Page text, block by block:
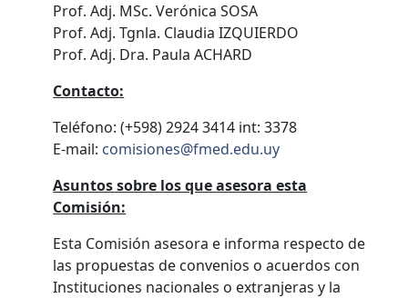
Prof. Adj. MSc. Verónica SOSA
Prof. Adj. Tgnla. Claudia IZQUIERDO
Prof. Adj. Dra. Paula ACHARD
Contacto:
Teléfono: (+598) 2924 3414 int: 3378
E-mail: comisiones@fmed.edu.uy
Asuntos sobre los que asesora esta
Comisión:
Esta Comisión asesora e informa respecto de
las propuestas de convenios o acuerdos con
Instituciones nacionales o extranjeras y la